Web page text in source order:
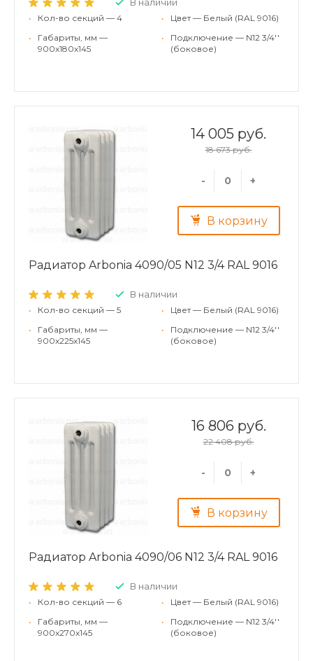
•
Кол-во секций — 4
•
Габариты, мм —
900x180x145
•
Цвет — Белый (RAL 9016)
•
Подключение — N12 3/4''
(боковое)
14 005 руб.
18 673 руб.
- +
В корзину
Радиатор Arbonia 4090/05 N12 3/4 RAL 9016
В наличии
•
Кол-во секций — 5
•
Габариты, мм —
900x225x145
•
Цвет — Белый (RAL 9016)
•
Подключение — N12 3/4''
(боковое)
16 806 руб.
22 408 руб.
- +
В корзину
Радиатор Arbonia 4090/06 N12 3/4 RAL 9016
В наличии
•
Кол-во секций — 6
•
Габариты, мм —
900x270x145
•
Цвет — Белый (RAL 9016)
•
Подключение — N12 3/4''
(боковое)